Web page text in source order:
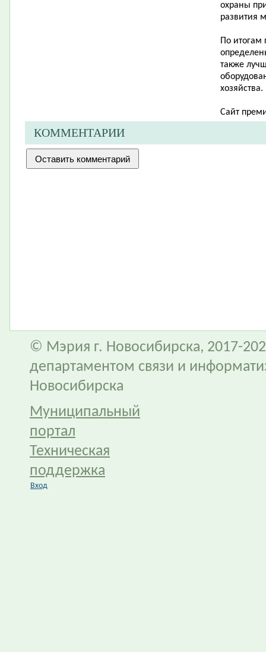
охраны
развития
По итогам
также
хозяйства.
Сайт
КОММЕНТАРИИ
© Мэрия г. Новосибирска, 2017-
департаментом связи и
Новосибирска
Муниципальный
портал
Техническая
поддержка
Вход